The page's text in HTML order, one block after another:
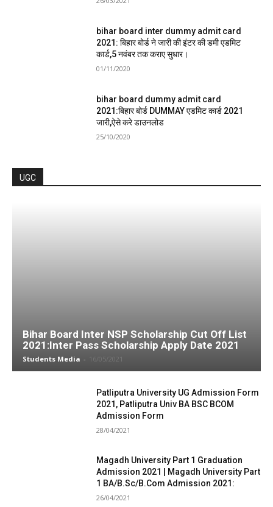
bihar board inter dummy admit card
2021: बिहार बोर्ड ने जारी की इंटर की डमी एडमिट
कार्ड,5 नवंबर तक कराए सुधार।
01/11/2020
bihar board dummy admit card
2021:बिहार बोर्ड DUMMAY एडमिट कार्ड 2021
जारी,ऐसे करे डाउनलोड
25/10/2020
UGC
Bihar Board Inter NSP Scholarship Cut Off List
2021:Inter Pass Scholarship Apply Date 2021
Students Media - 16/05/2021
Patliputra University UG Admission Form
2021, Patliputra Univ BA BSC BCOM
Admission Form
28/04/2021
Magadh University Part 1 Graduation
Admission 2021 | Magadh University Part
1 BA/B.Sc/B.Com Admission 2021:
26/04/2021